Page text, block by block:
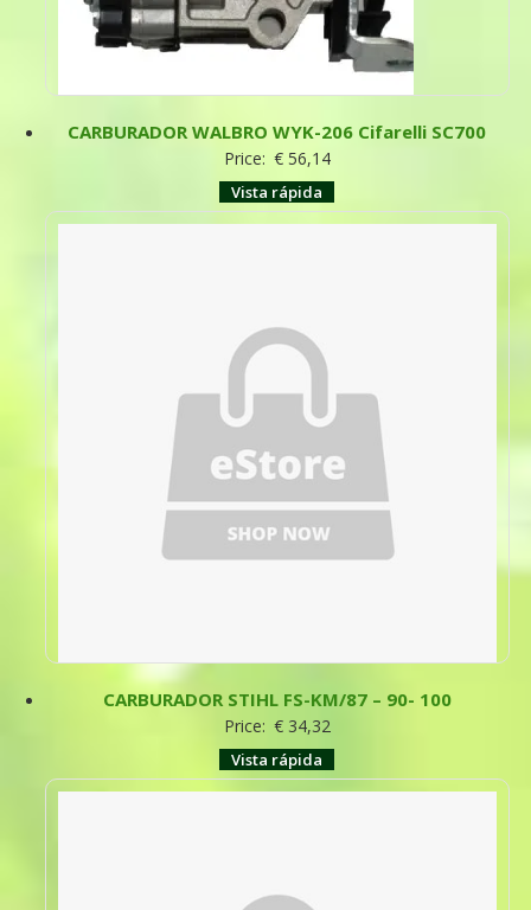
CARBURADOR WALBRO WYK-206 Cifarelli SC700
Price: €56,14
Vista rápida
CARBURADOR STIHL FS-KM/87 – 90- 100
Price: €34,32
Vista rápida